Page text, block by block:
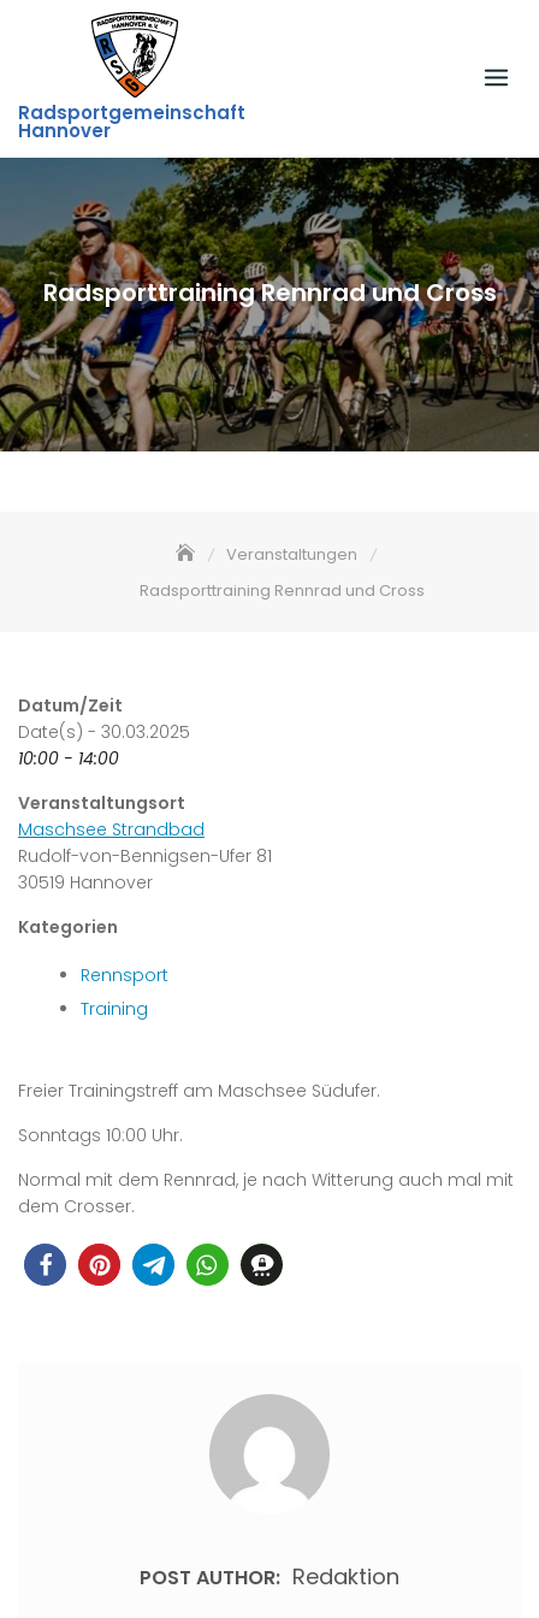
Radsportgemeinschaft
Hannover
Radsporttraining Rennrad und Cross
Veranstaltungen
Radsporttraining Rennrad und Cross
Datum/Zeit
Date(s) - 30.03.2025
10:00 - 14:00
Veranstaltungsort
Maschsee Strandbad
Rudolf-von-Bennigsen-Ufer 81
30519 Hannover
Kategorien
Rennsport
Training
Freier Trainingstreff am Maschsee Südufer.
Sonntags 10:00 Uhr.
Normal mit dem Rennrad, je nach Witterung auch mal mit
dem Crosser.
POST AUTHOR: Redaktion